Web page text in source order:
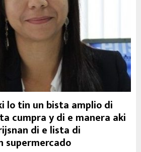
lo tin un bista amplio di
cumpra y di e manera aki
di e lista di
supermercado